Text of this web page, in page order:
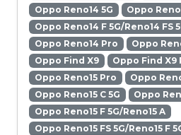
Oppo Reno14 5G
Oppo
Oppo Reno14 F 5G/Reno14 FS
Oppo Reno14 Pro
Oppo
Oppo Find X9
Oppo Find X9
Oppo Reno15 Pro
Oppo
Oppo Reno15 C 5G
Oppo
Oppo Reno15 F 5G/Reno15 A
Oppo Reno15 FS 5G/Reno15 F